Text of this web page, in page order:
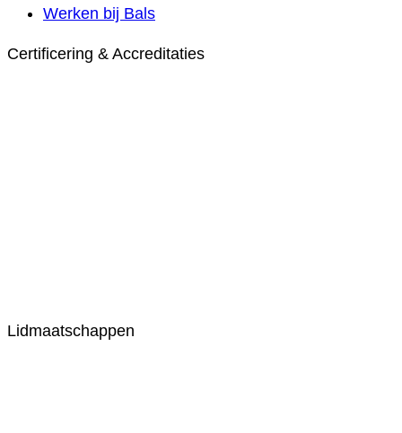
Werken bij Bals
Certificering & Accreditaties
Lidmaatschappen